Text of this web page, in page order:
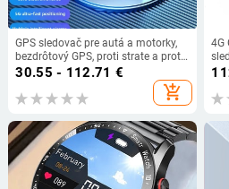
GPS sledovač pre autá a motorky,
bezdrôtový GPS, proti strate a proti
krádeži, IP67, model EG20
30.55 - 112.71 €
add_shopping_cart
4G